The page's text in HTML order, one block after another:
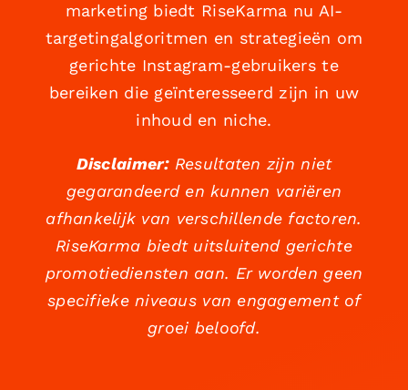
marketing biedt RiseKarma nu AI-
targetingalgoritmen en strategieën om
gerichte Instagram-gebruikers te
bereiken die geïnteresseerd zijn in uw
inhoud en niche.
Disclaimer:Resultaten zijn niet
gegarandeerd en kunnen variëren
afhankelijk van verschillende factoren.
RiseKarma biedt uitsluitend gerichte
promotiediensten aan. Er worden geen
specifieke niveaus van engagement of
groei beloofd.